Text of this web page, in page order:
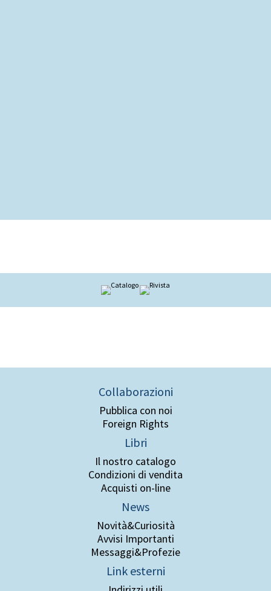
Collaborazioni
Pubblica con noi
Foreign Rights
Libri
Il nostro catalogo
Condizioni di vendita
Acquisti on-line
News
Novità&Curiosità
Avvisi Importanti
Messaggi&Profezie
Link esterni